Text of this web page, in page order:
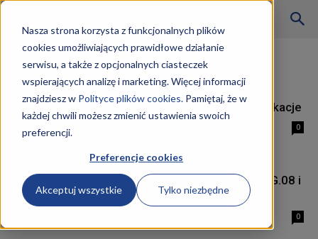
Nasza strona korzysta z funkcjonalnych plików
cookies umożliwiających prawidłowe działanie
serwisu, a także z opcjonalnych ciasteczek
wspierających analizę i marketing. Więcej informacji
znajdziesz w Polityce plików cookies.Pamiętaj, że w
każdej chwili możesz zmienić ustawienia swoich
preferencji.
Preferencje cookies
Akceptuj wszystkie Tylko niezbędne
Szkoły
Aktualności
Strona główna Tagi Kurs TG.08
Tag: Kurs TG.08
Technik turystyki wiejskiej kwalifikacje
0
Kurs technik turystyki wiejskiej TG.08 i
TG.09 Wrocław
0